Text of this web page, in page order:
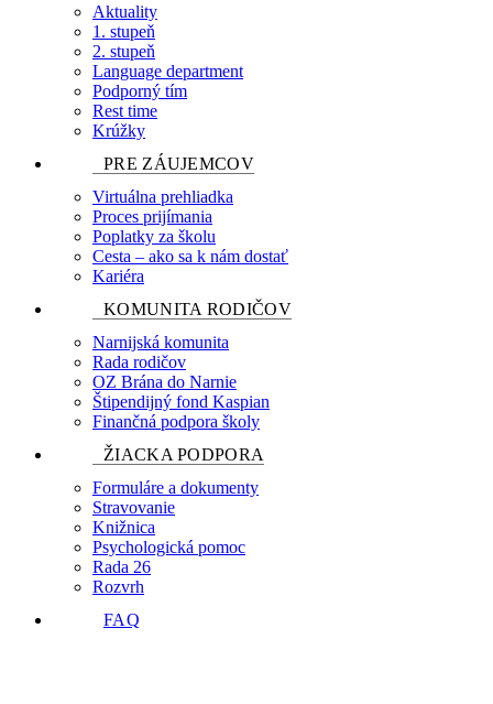
Aktuality
1. stupeň
2. stupeň
Language department
Podporný tím
Rest time
Krúžky
PRE ZÁUJEMCOV
Virtuálna prehliadka
Proces prijímania
Poplatky za školu
Cesta – ako sa k nám dostať
Kariéra
KOMUNITA RODIČOV
Narnijská komunita
Rada rodičov
OZ Brána do Narnie
Štipendijný fond Kaspian
Finančná podpora školy
ŽIACKA PODPORA
Formuláre a dokumenty
Stravovanie
Knižnica
Psychologická pomoc
Rada 26
Rozvrh
FAQ